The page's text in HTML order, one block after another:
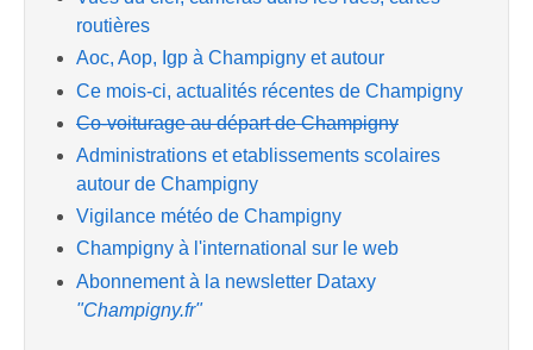
routières
Aoc, Aop, Igp à Champigny et autour
Ce mois-ci, actualités récentes de Champigny
Co-voiturage au départ de Champigny
Administrations et etablissements scolaires
autour de Champigny
Vigilance météo de Champigny
Champigny à l'international sur le web
Abonnement à la newsletter Dataxy
"Champigny.fr"